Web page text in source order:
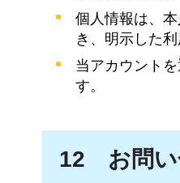
個人情報は、
き、明示した
当アカウント
す。
12 お問